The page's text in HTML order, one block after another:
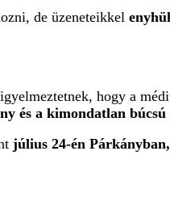
de üzeneteikkel
hogy a
és a kimondatlan
július 24-én